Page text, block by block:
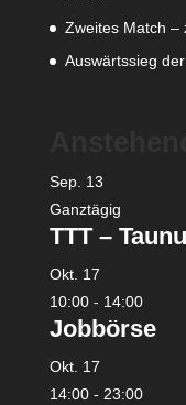
Zweites Match –
Auswärtssieg
Sep. 13
Ganztägig
TTT –
Okt. 17
10:00- 14:00
Jobbörse
Okt. 17
14:00- 23:00